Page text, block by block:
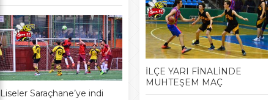
Liseler Saraçhane’ye indi
İLÇE YARI FİNALİNDE
MUHTEŞEM MAÇ